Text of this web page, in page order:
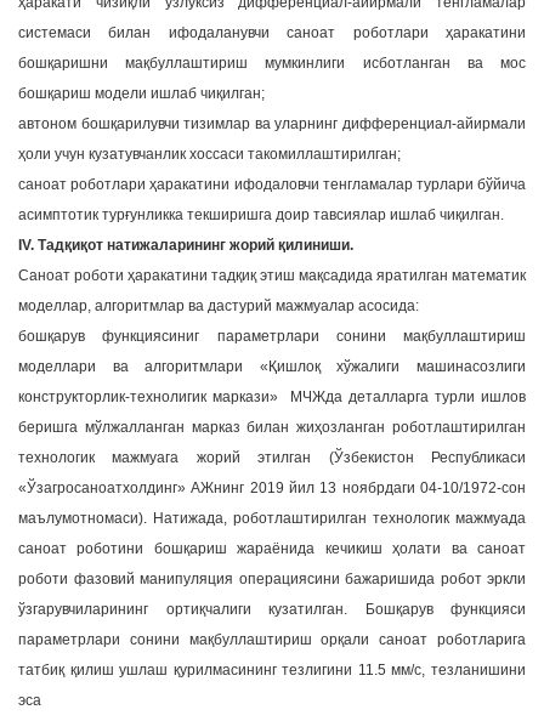
системаси билан ифодаланувчи саноат роботлари ҳаракатини
бошқаришни мақбуллаштириш мумкинлиги исботланган ва мос
бошқариш модели ишлаб чиқилган;
автоном бошқарилувчи тизимлар ва уларнинг дифференциал-айирмали
ҳоли учун кузатувчанлик хоссаси такомиллаштирилган;
саноат роботлари ҳаракатини ифодаловчи тенгламалар турлари бўйича
асимптотик турғунликка текширишга доир тавсиялар ишлаб чиқилган.
IV. Тадқиқот натижаларининг жорий қилиниши.
Саноат роботи ҳаракатини тадқиқ этиш мақсадида яратилган математик
моделлар, алгоритмлар ва дастурий мажмуалар асосида:
бошқарув функциясиниг параметрлари сонини мақбуллаштириш
моделлари ва алгоритмлари «Қишлоқ хўжалиги машинасозлиги
конструкторлик-технолигик маркази» МЧЖда деталларга турли ишлов
беришга мўлжалланган марказ билан жиҳозланган роботлаштирилган
технологик мажмуага жорий этилган (Ўзбекистон Республикаси
«Ўзагросаноатхолдинг» АЖнинг 2019 йил 13 ноябрдаги 04-10/1972-сон
маълумотномаси). Натижада, роботлаштирилган технологик мажмуада
саноат роботини бошқариш жараёнида кечикиш ҳолати ва саноат
роботи фазовий манипуляция операциясини бажаришида робот эркли
ўзгарувчиларининг ортиқчалиги кузатилган. Бошқарув функцияси
параметрлари сонини мақбуллаштириш орқали саноат роботларига
татбиқ қилиш ушлаш қурилмасининг тезлигини 11.5 мм/с, тезланишини
эса